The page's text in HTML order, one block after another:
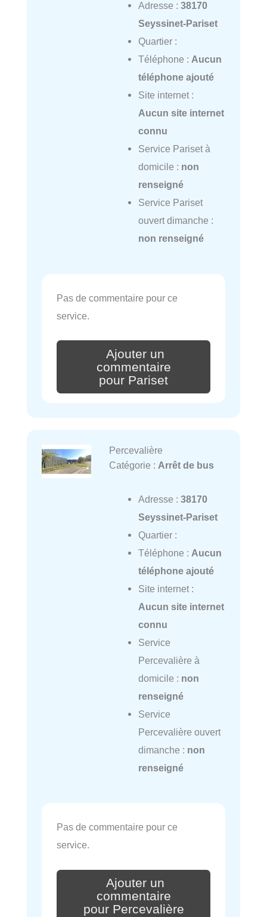
Adresse : 38170
Seyssinet-Pariset
Quartier :
Téléphone : Aucun
téléphone ajouté
Site internet :
Aucun site internet
connu
Service Pariset à
domicile : non
renseigné
Service Pariset
ouvert dimanche :
non renseigné
Pas de commentaire pour ce
service.
Ajouter un
commentaire
pour Pariset
Percevalière
Catégorie : Arrêt de bus
Adresse : 38170
Seyssinet-Pariset
Quartier :
Téléphone : Aucun
téléphone ajouté
Site internet :
Aucun site internet
connu
Service
Percevalière à
domicile : non
renseigné
Service
Percevalière ouvert
dimanche : non
renseigné
Pas de commentaire pour ce
service.
Ajouter un
commentaire
pour Percevalière